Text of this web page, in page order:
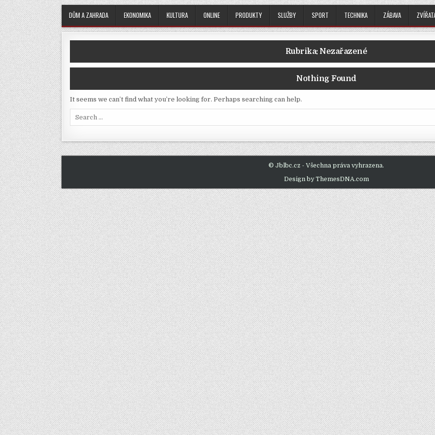
DŮM A ZAHRADA EKONOMIKA KULTURA ONLINE PRODUKTY SLUŽBY SPORT TECHNIKA ZÁBAVA
Rubrika: Nezařazené
Nothing Found
It seems we can’t find what you’re looking for. Perhaps searching can help.
© Jblbc.cz - Všechna práva vyhrazena.
Design by ThemesDNA.com